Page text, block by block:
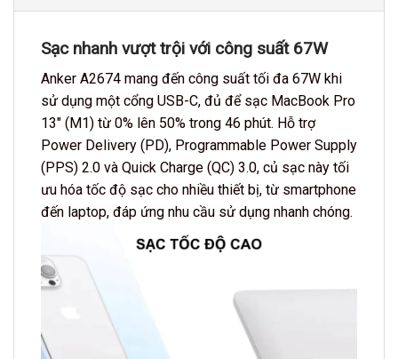
Sạc nhanh vượt trội với công suất 67W
Anker A2674 mang đến công suất tối đa 67W khi
sử dụng một cổng USB-C, đủ để sạc MacBook Pro
13″ (M1) từ 0% lên 50% trong 46 phút. Hỗ trợ
Power Delivery (PD), Programmable Power Supply
(PPS) 2.0 và Quick Charge (QC) 3.0, củ sạc này tối
ưu hóa tốc độ sạc cho nhiều thiết bị, từ smartphone
đến laptop, đáp ứng nhu cầu sử dụng nhanh chóng.